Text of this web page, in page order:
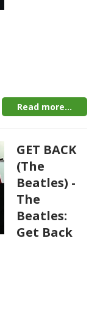
Read more...
GET BACK
(The
Beatles) -
The
Beatles:
Get Back